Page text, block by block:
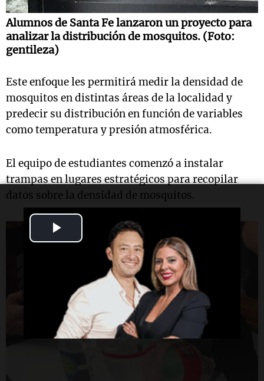
Video
Alumnos de Santa Fe lanzaron un proyecto para
analizar la distribución de mosquitos. (Foto:
gentileza)
Este enfoque les permitirá medir la densidad de
mosquitos en distintas áreas de la localidad y
predecir su distribución en función de variables
como temperatura y presión atmosférica.
El equipo de estudiantes comenzó a instalar
trampas en lugares estratégicos para recopilar
datos sobre la densidad de mosquitos.